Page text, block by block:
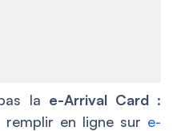
la e-Arrival Card:
remplir en ligne sur e-